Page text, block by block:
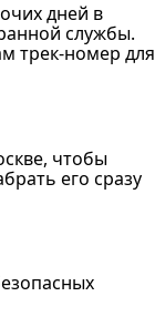
дней в
службы.
трек-номер для
чтобы
его сразу